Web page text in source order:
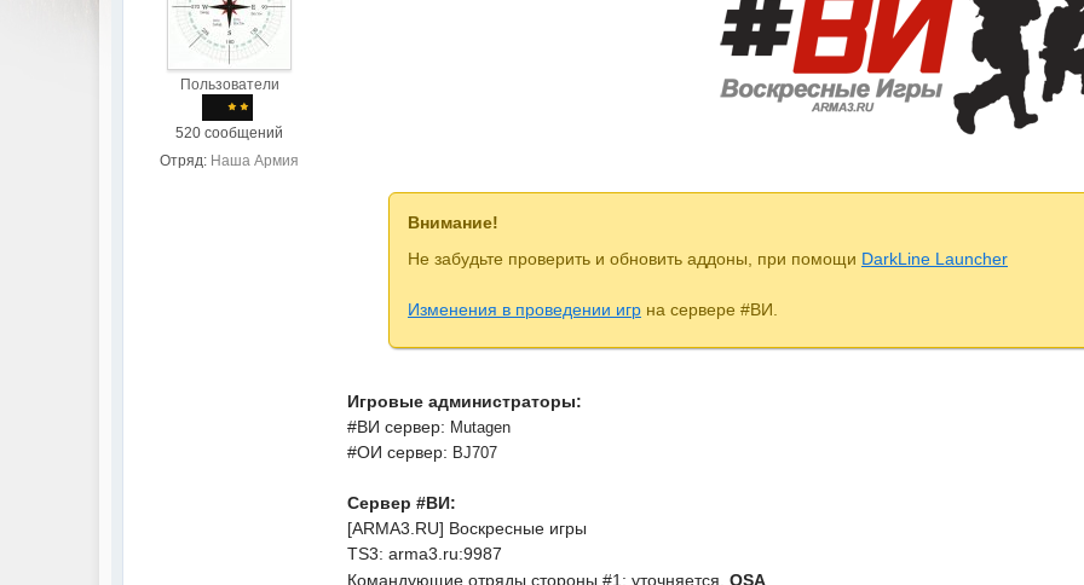
Пользователи
520 сообщений
Отряд: Наша Армия
Внимание!
Не забудьте проверить и обновить аддоны, при помощи DarkLine Launcher
Изменения в проведении игр на сервере #ВИ.
Игровые администраторы:
#ВИ сервер: Mutagen
#ОИ сервер: BJ707
Сервер #ВИ:
[ARMA3.RU] Воскресные игры
TS3: arma3.ru:9987
Командующие отряды стороны #1: уточняется, OSA